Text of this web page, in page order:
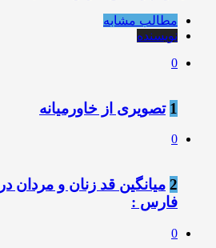
مطالب مشابه
نویسنده
0
1 تصویری از خاورمیانه
0
2 میانگین قد زنان و مردان
فارس :
0